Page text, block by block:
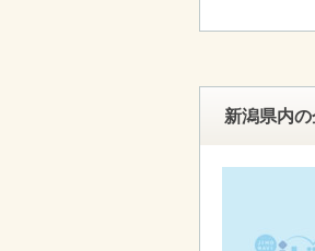
新潟県内